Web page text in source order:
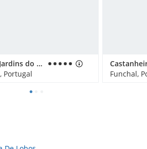
Quinta Jardins do Lago
Portugal
Funchal,